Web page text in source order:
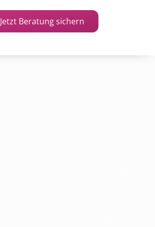
Jetzt Beratung sichern